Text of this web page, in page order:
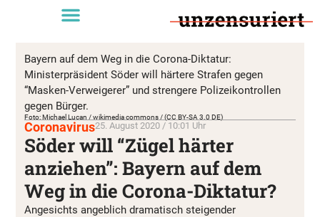
Bayern auf dem Weg in die Corona-Diktatur:
Ministerpräsident Söder will härtere Strafen gegen
“Masken-Verweigerer” und strengere Polizeikontrollen
gegen Bürger.
Foto: Michael Lucan / wikimedia commons / (CC BY-SA 3.0 DE)
Coronavirus25. August 2020 / 10:01 Uhr
Söder will “Zügel härter
anziehen”: Bayern auf dem
Weg in die Corona-Diktatur?
Angesichts angeblich dramatisch steigender